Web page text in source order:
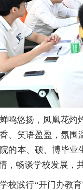
鸣悠扬，凤凰花灼
、笑语盈盈，氛围
的本、硕、博毕业
，畅谈学校发展，
校践行“开门办教